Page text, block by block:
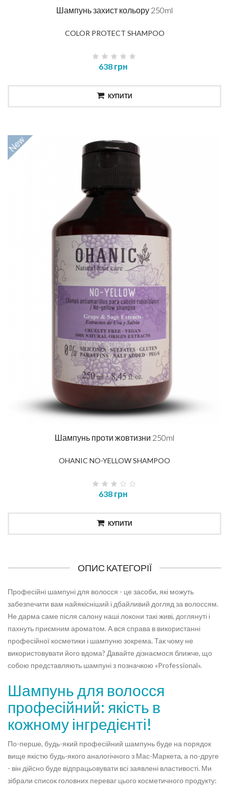
Шампунь захист кольору 250ml
COLOR PROTECT SHAMPOO
638 грн
КУПИТИ
Шампунь проти жовтизни 250ml
OHANIC NO-YELLOW SHAMPOO
638 грн
КУПИТИ
ОПИС КАТЕГОРІЇ
Професійні шампуні для волосся - це засоби, які можуть
забезпечити вам найякісніший і дбайливий догляд за волоссям.
Не дарма саме після салону наші локони такі живі, доглянуті і
пахнуть приємним ароматом. А вся справа в використанні
професійної косметики і шампуню зокрема. Так чому не
використовувати його вдома? Давайте дізнаємося ближче, що
собою представляють шампуні з позначкою «Professional».
Шампунь для волосся
професійний: якість в
кожному інгредієнті!
По-перше, будь-який професійний шампунь буде на порядок
вище якістю будь-якого аналогічного з Мас-Маркета, а по-друге
- він дійсно буде відпрацьовувати всі заявлені властивості. Ми
зібрали список головних переваг цього косметичного продукту: